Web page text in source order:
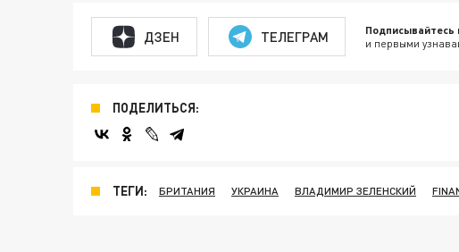
ДЗЕН ТЕЛЕГРАМ Подписывайтесь
и первыми
ПОДЕЛИТЬСЯ:
ТЕГИ: БРИТАНИЯ УКРАИНА ВЛАДИМИР ЗЕЛЕНСКИЙ